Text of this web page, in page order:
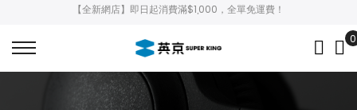
【全新網店】即日起消費滿$1,000，全單免運費！
0